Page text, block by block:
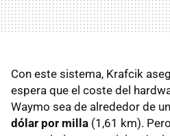
Con este sistema, Krafcik
espera que el coste del
Waymo sea de alrededor de
dólar por milla (1,61 km).